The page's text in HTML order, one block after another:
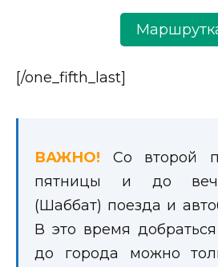
[/one_fifth_last]
ВАЖНО! Со второй
пятницы и до
(Шаббат) поезда и
В это время
до города можно